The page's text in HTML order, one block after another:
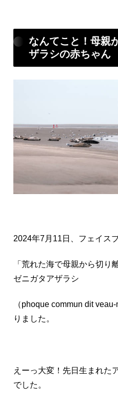
なんてこと！母親
ザラシの赤ちゃん
2024年7月11日、フェイス
「荒れた海で母親から切り
ゼニガタアザラシ
（phoque commun dit
りました。
えーっ大変！先日生まれた
でした。